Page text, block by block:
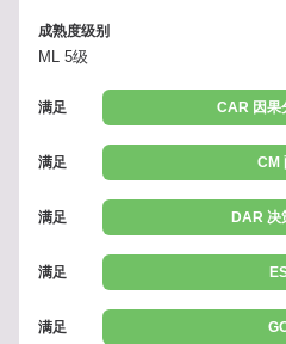
成熟度级别
ML 5级
满足 CAR 因果
满足 CM
满足 DAR 决
满足
满足